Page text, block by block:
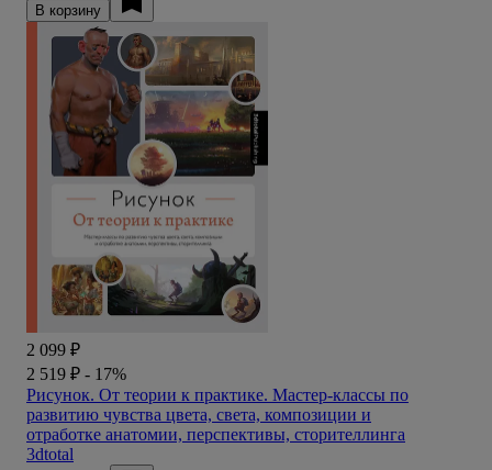
В корзину
2 099 ₽
2 519 ₽ - 17%
Рисунок. От теории к практике. Мастер-классы по
развитию чувства цвета, света, композиции и
отработке анатомии, перспективы, сторителлинга
3dtotal